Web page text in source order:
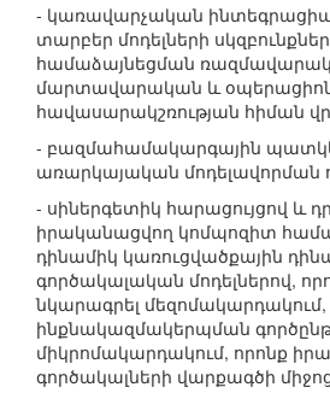
- կառավարչական
տարբեր մոդելների
համաձայնեցման
մարտավարական և օպերացիոն
հավասարակշռության հիման
- բազմահամակարգային
առարկայական մոդելավորման
- սիներգետիկ հարացույցով և
իրականացվող կոմպոզիտ
դինամիկ կառուցվածքային
գործակալական մոդելներով,
նկարագրել
ինքնակազմակերպման
միկրոմակարդակում, որոնք
գործակալների վարքագծի